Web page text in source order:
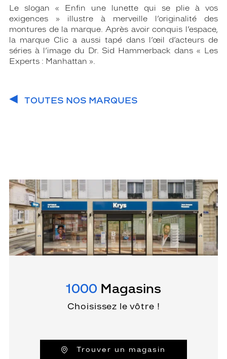
Le slogan « Enfin une lunette qui se plie à vos
exigences » illustre à merveille l’originalité des
montures de la marque. Après avoir conquis l’espace,
la marque Clic a aussi tapé dans l’œil d’acteurs de
séries à l’image du Dr. Sid Hammerback dans « Les
Experts : Manhattan ».
TOUTES NOS MARQUES
1000 Magasins
Choisissez le vôtre !
Trouver un magasin